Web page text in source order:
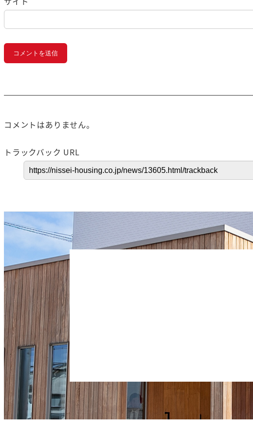
コメントはありません。
トラックバック URL